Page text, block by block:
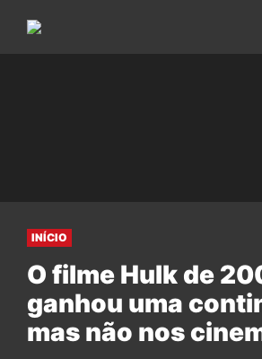
INÍCIO
O filme Hulk de
ganhou uma
mas não nos